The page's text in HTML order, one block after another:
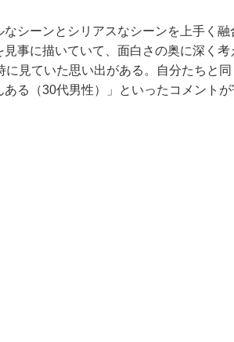
なシーンとシリアスなシーンを上手く
事に描いていて、面白さの奥に深く
に見ていた思い出がある。自分たちと
る（30代男性）」といったコメントが